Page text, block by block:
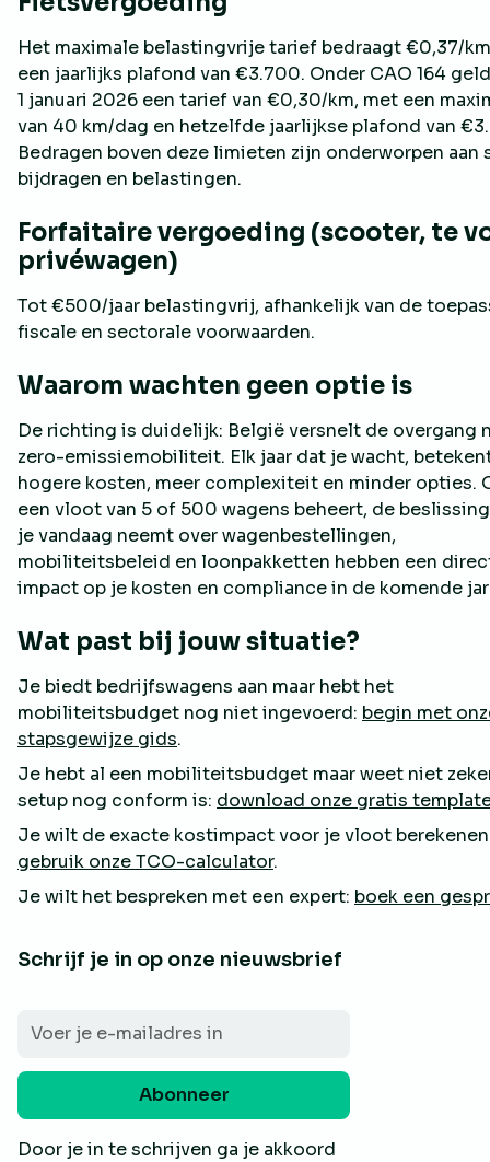
Schrijf je in op onze nieuwsbrief
Door je in te schrijven ga je akkoord
Het maximale belastingvrije tarief bedraagt €0,37/
een jaarlijks plafond van €3.700. Onder CAO 164
1 januari 2026 een tarief van €0,30/km, met een
van 40 km/dag en hetzelfde jaarlijkse plafond van
Bedragen boven deze limieten zijn onderworpen aan
bijdragen en belastingen.
Forfaitaire vergoeding (scooter, te
privéwagen)
Tot €500/jaar belastingvrij, afhankelijk van de
fiscale en sectorale voorwaarden.
Waarom wachten geen optie is
De richting is duidelijk: België versnelt de overgang
zero-emissiemobiliteit. Elk jaar dat je wacht,
hogere kosten, meer complexiteit en minder opties.
een vloot van 5 of 500 wagens beheert, de
je vandaag neemt over wagenbestellingen,
mobiliteitsbeleid en loonpakketten hebben een
impact op je kosten en compliance in de komende
Wat past bij jouw situatie?
Je biedt bedrijfswagens aan maar hebt het
mobiliteitsbudget nog niet ingevoerd: begin met
stapsgewijze gids.
Je hebt al een mobiliteitsbudget maar weet niet
setup nog conform is: download onze gratis
Je wilt de exacte kostimpact voor je vloot
gebruik onze TCO-calculator.
Je wilt het bespreken met een expert: boek een